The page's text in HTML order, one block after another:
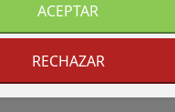
RECHAZAR
ACEPTAR